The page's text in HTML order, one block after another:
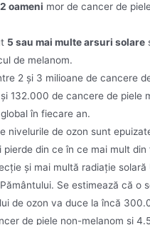
oameni mor de cancer de
5 sau mai multe arsuri solare
de melanom.
2 și 3 milioane de cancere
132.000 de cancere de piele
în fiecare an.
nivelurile de ozon sunt
pierde din ce în ce mai mult
și mai multă radiație solară
Se estimează că o
de ozon va duce la încă
de piele non-melanom și